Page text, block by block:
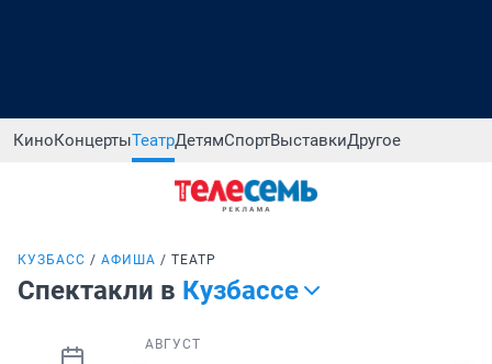
КиноКонцертыТеатрДетямСпортВыставкиДругое
КУЗБАСС АФИША ТЕАТР
Спектакли в Кузбассе
АВГУСТ